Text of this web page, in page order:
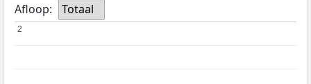
Afloop: Totaal
2
2